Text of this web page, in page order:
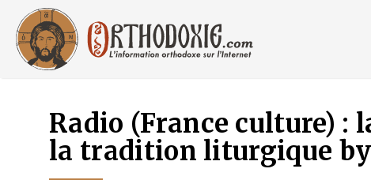
contenu
Radio (France culture) :
la tradition liturgique